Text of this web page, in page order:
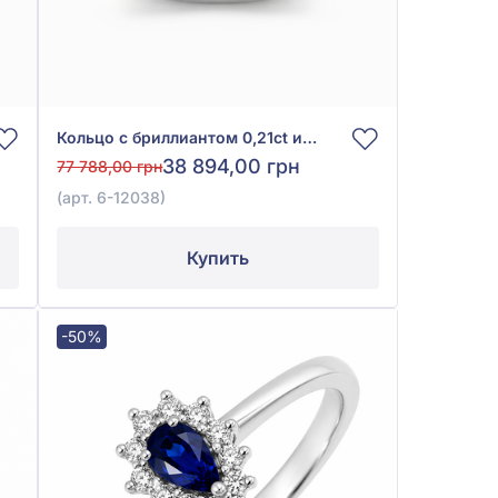
Кольцо с бриллиантом 0,21ct из белого золота 585°, арт. 6-12038
77 788,00 грн38 894,00 грн
(арт. 6-12038)
Купить
-50%